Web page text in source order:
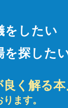
をしたい
を探した
く解る本
ます。